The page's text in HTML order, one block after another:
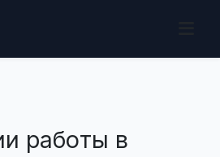
работы в